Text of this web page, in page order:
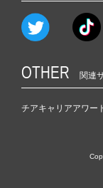
OTHER 関連
チアキャリアアワー